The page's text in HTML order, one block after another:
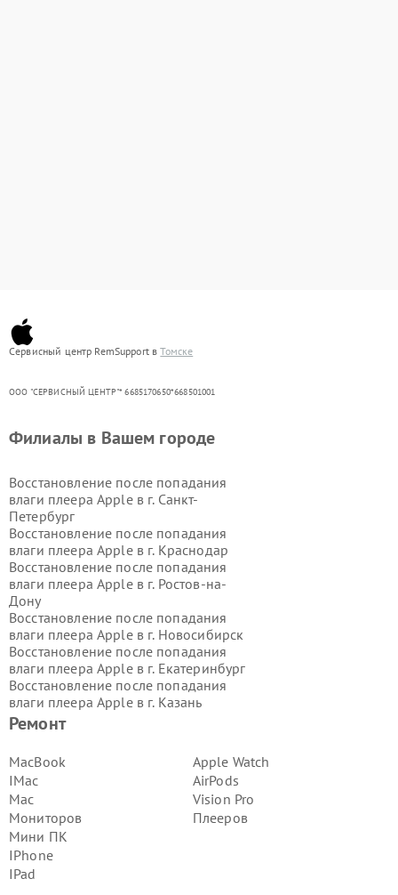
Сервисный центр RemSupport вТомске
ООО "СЕРВИСНЫЙ ЦЕНТР"* 6685170650*668501001
Ремонт
MacBook
IMac
Mac
Мониторов
Мини ПК
IPhone
IPad
Apple Watch
AirPods
Vision Pro
Плееров
Филиалы в Вашем городе
Восстановление после попадания
влаги плеера Apple в г. Санкт-
Петербург
Восстановление после попадания
влаги плеера Apple в г. Краснодар
Восстановление после попадания
влаги плеера Apple в г. Ростов-на-
Дону
Восстановление после попадания
влаги плеера Apple в г. Новосибирск
Восстановление после попадания
влаги плеера Apple в г. Екатеринбург
Восстановление после попадания
влаги плеера Apple в г. Казань
Восстановление после попадания
Восстановление после попадания
влаги плеера Apple в г.
Волгоград
Восстановление после попадания
влаги плеера Apple в г.
Самара
Восстановление после попадания
влаги плеера Apple в г.
Восстановление после попадания
влаги плеера Apple в г.